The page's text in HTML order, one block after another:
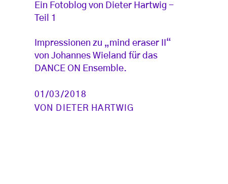
Ein Fotoblog von Dieter Hartwig -
Teil 1
Impressionen zu „mind eraser II“
von Johannes Wieland für das
DANCE ON Ensemble.
01/03/2018
VON
DIETER HARTWIG